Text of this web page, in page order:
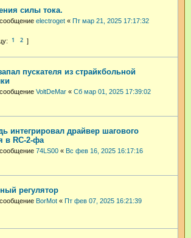
силы тока.
electroget « Пт мар 21, 2025 17:17:32
1 2
пускателя из страйкбольной
VoltDeMar « Сб мар 01, 2025 17:39:02
интегрировал драйвер шагового
в RC-2-фа
74LS00 « Вс фев 16, 2025 16:17:16
регулятор
BorMot « Пт фев 07, 2025 16:21:39